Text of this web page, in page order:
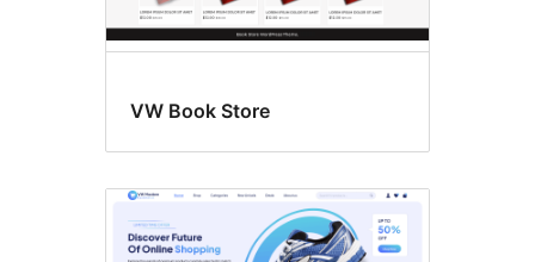
VW Book Store